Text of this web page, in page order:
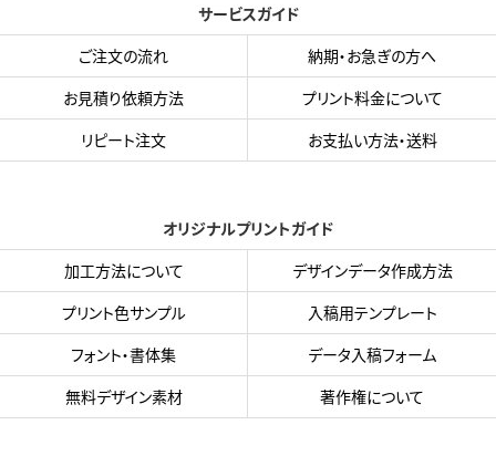
サービスガイド
ご注文の流れ
納期・お急ぎの方へ
お見積り依頼方法
プリント料金について
リピート注文
お支払い方法・送料
オリジナルプリントガイド
加工方法について
デザインデータ作成方法
プリント色サンプル
入稿用テンプレート
フォント・書体集
データ入稿フォーム
無料デザイン素材
著作権について